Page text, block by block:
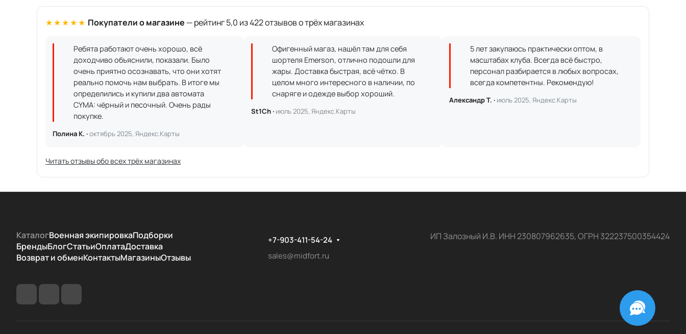
★★★★★ Покупатели о магазине — рейтинг 5,0 из 422 отзывов о трёх магазинах
Ребята работают очень хорошо, всё
доходчиво объяснили, показали. Было
очень приятно осознавать, что они хотят
реально помочь нам выбрать. В итоге мы
определились и купили два автомата
CYMA: чёрный и песочный. Очень рады
покупке.
Полина К. ·октябрь 2025, Яндекс.Карты
Офигенный магаз, нашёл там для себя
шортеля Emerson, отлично подошли для
жары. Доставка быстрая, всё чётко. В
целом много интересного в наличии, по
снаряге и одежде выбор хороший.
St1Ch · июль 2025, Яндекс.Карты
5 лет закупаюсь практически оптом, в
масштабах клуба. Всегда всё быстро,
персонал разбирается в любых вопросах,
всегда компетентны. Рекомендую!
Александр Т. · июль 2025, Яндекс.Карты
Читать отзывы обо всех трёх магазинах
КаталогВоенная экипировкаПодборки
БрендыБлогСтатьиОплатаДоставка
Возврат и обменКонтактыМагазиныОтзывы
+7-903-411-54-24
sales@midfort.ru
ИП Залозный И.В. ИНН 230807962635, ОГРН 322237500354424